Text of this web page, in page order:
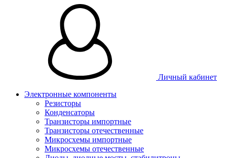
Личный кабинет
Электронные компоненты
Резисторы
Конденсаторы
Транзисторы импортные
Транзисторы отечественные
Микросхемы импортные
Микросхемы отечественные